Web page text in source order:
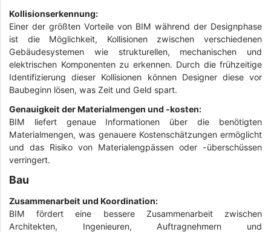
Kollisionserkennung:
Einer der größten Vorteile von BIM während der Designphase
ist die Möglichkeit, Kollisionen zwischen verschiedenen
Gebäudesystemen wie strukturellen, mechanischen und
elektrischen Komponenten zu erkennen. Durch die frühzeitige
Identifizierung dieser Kollisionen können Designer diese vor
Baubeginn lösen, was Zeit und Geld spart.
Genauigkeit der Materialmengen und -kosten:
BIM liefert genaue Informationen über die benötigten
Materialmengen, was genauere Kostenschätzungen ermöglicht
und das Risiko von Materialengpässen oder -überschüssen
verringert.
Bau
Zusammenarbeit und Koordination:
BIM fördert eine bessere Zusammenarbeit zwischen
Architekten, Ingenieuren, Auftragnehmern und